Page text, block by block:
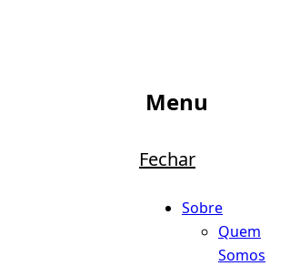
Menu
Fechar
Sobre
Quem
Somos